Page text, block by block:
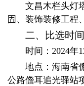
文昌木栏头灯
固、装饰装修工程
二、比选时
时间：2024年
地点：海南省
公路儋耳追光驿站